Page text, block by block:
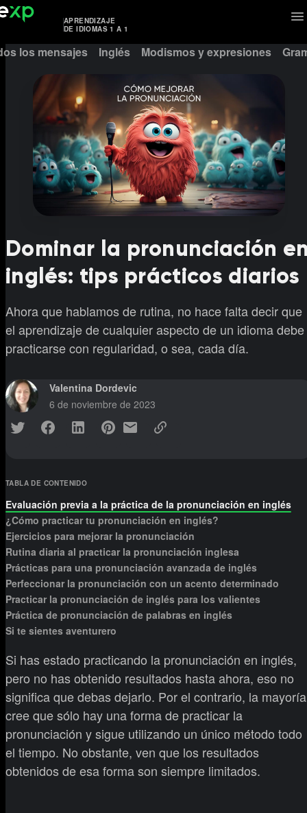
APRENDIZAJE
DE IDIOMAS 1 A 1
los mensajes Inglés Modismos y expresiones
Dominar la pronunciación
inglés: tips prácticos diarios
Ahora que hablamos de rutina, no hace falta decir que
el aprendizaje de cualquier aspecto de un idioma debe
practicarse con regularidad, o sea, cada día.
Valentina Dordevic
6 de noviembre de 2023
TABLA DE CONTENIDO
Evaluación previa a la práctica de la pronunciación en inglés
¿Cómo practicar tu pronunciación en inglés?
Ejercicios para mejorar la pronunciación
Rutina diaria al practicar la pronunciación inglesa
Prácticas para una pronunciación avanzada de inglés
Perfeccionar la pronunciación con un acento determinado
Practicar la pronunciación de inglés para los valientes
Práctica de pronunciación de palabras en inglés
Si te sientes aventurero
Si has estado practicando la pronunciación en inglés,
pero no has obtenido resultados hasta ahora, eso no
significa que debas dejarlo. Por el contrario, la mayoría
cree que sólo hay una forma de practicar la
pronunciación y sigue utilizando un único método todo
el tiempo. No obstante, ven que los resultados
obtenidos de esa forma son siempre limitados.